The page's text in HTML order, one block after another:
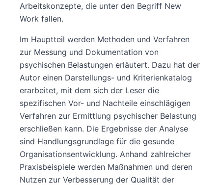
Arbeitskonzepte, die unter den Begriff New
Work fallen.
Im Hauptteil werden Methoden und Verfahren
zur Messung und Dokumentation von
psychischen Belastungen erläutert. Dazu hat der
Autor einen Darstellungs- und Kriterienkatalog
erarbeitet, mit dem sich der Leser die
spezifischen Vor- und Nachteile einschlägigen
Verfahren zur Ermittlung psychischer Belastung
erschließen kann. Die Ergebnisse der Analyse
sind Handlungsgrundlage für die gesunde
Organisationsentwicklung. Anhand zahlreicher
Praxisbeispiele werden Maßnahmen und deren
Nutzen zur Verbesserung der Qualität der